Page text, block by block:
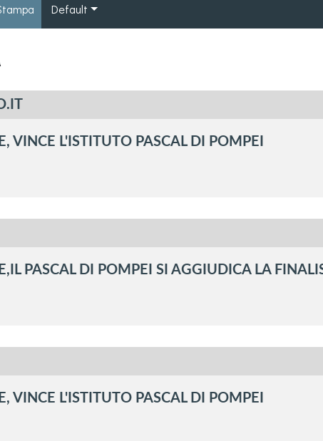
Default
VINCE L'ISTITUTO PASCAL DI POMPEI
PASCAL DI POMPEI SI AGGIUDICA LA
VINCE L'ISTITUTO PASCAL DI POMPEI